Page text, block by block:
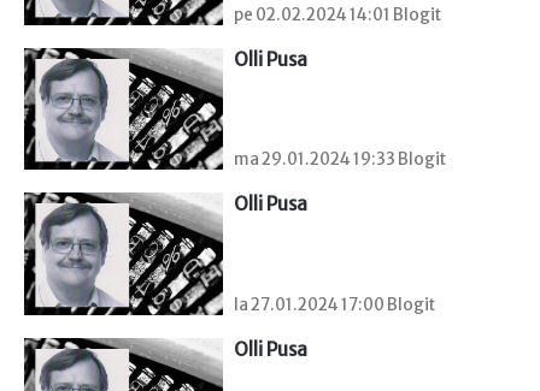
pe 02.02.2024 14:01 Blogit
Olli Pusa
ma 29.01.2024 19:33 Blogit
Olli Pusa
la 27.01.2024 17:00 Blogit
Olli Pusa